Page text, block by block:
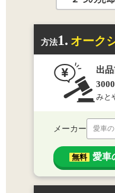
方法1. オーク
出
みと
メーカー 愛車
無料 愛車